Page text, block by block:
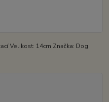
Velikost: 14cm Značka: Dog